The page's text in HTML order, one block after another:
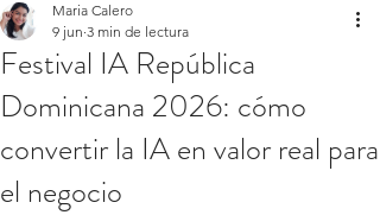
Festival IA República
Dominicana 2026: cómo
convertir la IA en valor real para
el negocio
Maria Calero
9 jun 3 min de lectura